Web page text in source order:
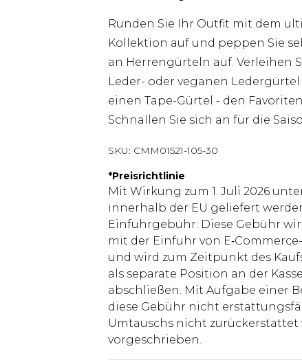
Runden Sie Ihr Outfit mit dem
Kollektion auf und peppen Sie
an Herrengürteln auf. Verleihen
Leder- oder veganen
einen Tape-Gürtel - den
Schnallen Sie sich an für die
SKU: CMM01521-105-30
*Preisrichtlinie
Mit Wirkung zum 1. Juli 2026
innerhalb der EU geliefert
Einfuhrgebühr. Diese Gebühr
mit der Einfuhr von
und wird zum Zeitpunkt des
als separate Position an der
abschließen. Mit Aufgabe einer
diese Gebühr nicht
Umtauschs nicht zurückerstattet
vorgeschrieben.